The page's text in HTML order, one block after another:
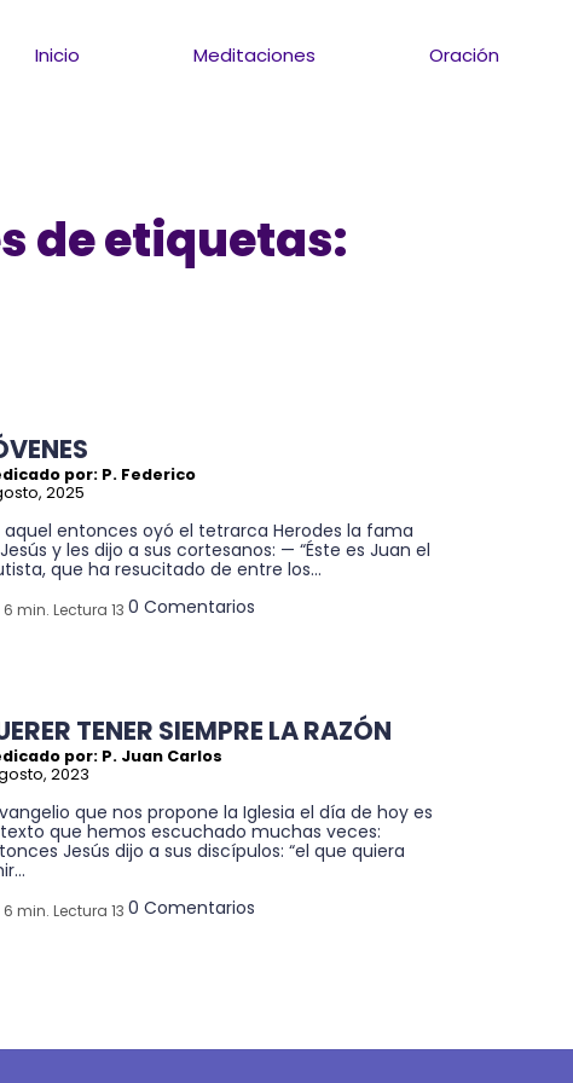
Inicio Meditaciones Oración
de etiquetas:
por: P. Federico
2025
aquel entonces oyó el tetrarca Herodes la fama
y les dijo a sus cortesanos: — “Éste es Juan el
que ha resucitado de entre los...
6 min. Lectura 13 0 Comentarios
TENER SIEMPRE LA RAZÓN
por: P. Juan Carlos
2023
que nos propone la Iglesia el día de hoy es
que hemos escuchado muchas veces:
Jesús dijo a sus discípulos: “el que quiera
6 min. Lectura 13 0 Comentarios